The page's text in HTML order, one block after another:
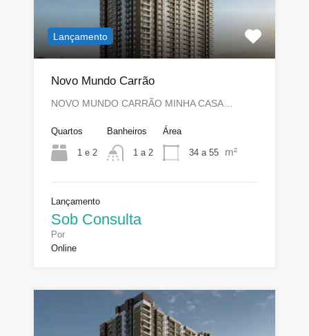
Lançamento
Novo Mundo Carrão
NOVO MUNDO CARRÃO MINHA CASA…
Quartos
1 e 2
Banheiros
1 a 2
Área
34 a 55 m²
Lançamento
Sob Consulta
Por
Online